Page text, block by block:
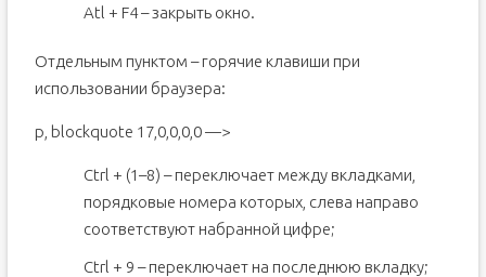
Atl + F4 – закрыть окно.
Отдельным пунктом – горячие клавиши при
использовании браузера:
p, blockquote 17,0,0,0,0 —>
Ctrl + (1–8) – переключает между вкладками,
порядковые номера которых, слева направо
соответствуют набранной цифре;
Ctrl + 9 – переключает на последнюю вкладку;